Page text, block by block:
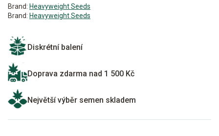
Brand: Heavyweight Seeds
Brand: Heavyweight Seeds
Diskrétní balení
Doprava zdarma nad 1 500 Kč
Největší výběr semen skladem